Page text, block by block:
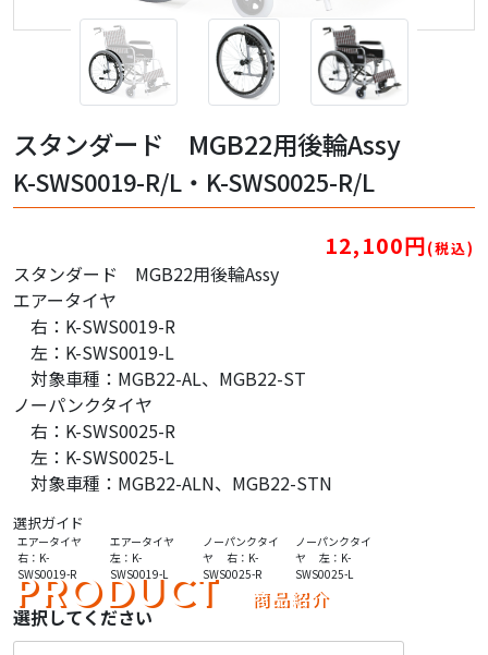
PRODUCT 商品紹介
スタンダード MGB22用後輪Assy
K-SWS0019-R/L・K-SWS0025-R/L
12,100円(税込)
スタンダード MGB22用後輪Assy
エアータイヤ
右：K-SWS0019-R
左：K-SWS0019-L
対象車種：MGB22-AL、MGB22-ST
ノーパンクタイヤ
右：K-SWS0025-R
左：K-SWS0025-L
対象車種：MGB22-ALN、MGB22-STN
選択ガイド
エアータイヤ
右：K-
SWS0019-R
エアータイヤ
左：K-
SWS0019-L
ノーパンクタイ
ヤ 右：K-
SWS0025-R
ノーパンクタイ
ヤ 左：K-
SWS0025-L
選択してください